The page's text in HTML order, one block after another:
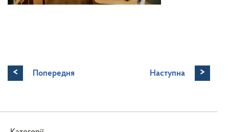
< Попередня Наступна >